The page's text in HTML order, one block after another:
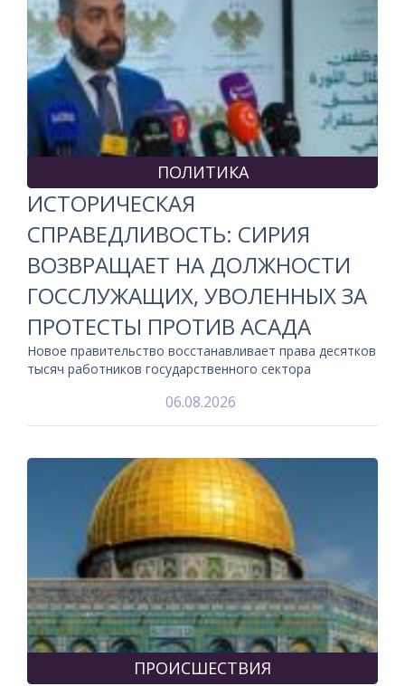
ПОЛИТИКА
ИСТОРИЧЕСКАЯ
СПРАВЕДЛИВОСТЬ: СИРИЯ
ВОЗВРАЩАЕТ НА ДОЛЖНОСТИ
ГОССЛУЖАЩИХ, УВОЛЕННЫХ ЗА
ПРОТЕСТЫ ПРОТИВ АСАДА
Новое правительство восстанавливает права десятков
тысяч работников государственного сектора
06.08.2026
ПРОИСШЕСТВИЯ